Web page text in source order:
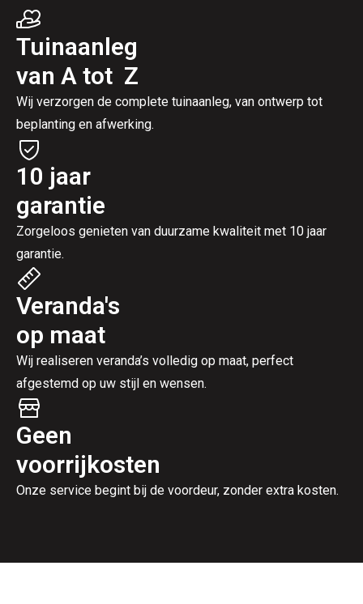
Tuinaanleg
van A tot Z
Wij verzorgen de complete tuinaanleg, van ontwerp tot
beplanting en afwerking.
10 jaar
garantie
Zorgeloos genieten van duurzame kwaliteit met 10 jaar
garantie.
Veranda's
op maat
Wij realiseren veranda’s volledig op maat, perfect
afgestemd op uw stijl en wensen.
Geen
voorrijkosten
Onze service begint bij de voordeur, zonder extra kosten.